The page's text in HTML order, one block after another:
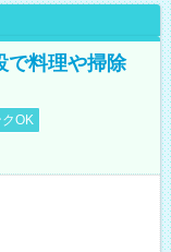
で料理や掃除
OK